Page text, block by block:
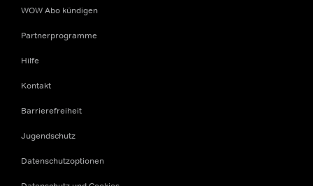
WOW Abo kündigen
Partnerprogramme
Hilfe
Kontakt
Barrierefreiheit
Jugendschutz
Datenschutzoptionen